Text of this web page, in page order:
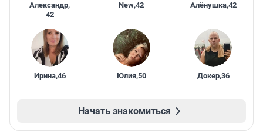
Александр,
42
New,42 Алёнушка,42
Ирина,46 Юлия,50 Докер,36
Начать знакомиться